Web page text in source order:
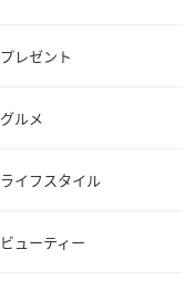
プレゼント
グルメ
ライフスタイル
ビューティー